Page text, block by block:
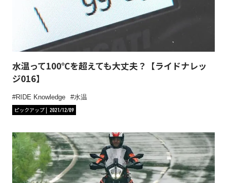
水温って100℃を超えても大丈夫？【ライドナレッ
ジ016】
RIDE Knowledge
水温
ピックアップ
2021/12/09